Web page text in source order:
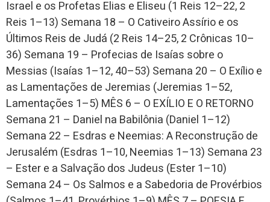
Israel e os Profetas Elias e Eliseu (1 Reis 12–22, 2
Reis 1–13) Semana 18 – O Cativeiro Assírio e os
Últimos Reis de Judá (2 Reis 14–25, 2 Crônicas 10–
36) Semana 19 – Profecias de Isaías sobre o
Messias (Isaías 1–12, 40–53) Semana 20 – O Exílio e
as Lamentações de Jeremias (Jeremias 1–52,
Lamentações 1–5) MÊS 6 – O EXÍLIO E O RETORNO
Semana 21 – Daniel na Babilônia (Daniel 1–12)
Semana 22 – Esdras e Neemias: A Reconstrução de
Jerusalém (Esdras 1–10, Neemias 1–13) Semana 23
– Ester e a Salvação dos Judeus (Ester 1–10)
Semana 24 – Os Salmos e a Sabedoria de Provérbios